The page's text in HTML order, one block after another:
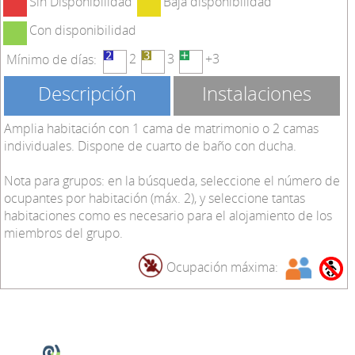
Con disponibilidad
Mínimo de días:
2 3 +3
Descripción Instalaciones
Amplia habitación con 1 cama de matrimonio o 2 camas
individuales. Dispone de cuarto de baño con ducha.
Nota para grupos: en la búsqueda, seleccione el número de
ocupantes por habitación (máx. 2), y seleccione tantas
habitaciones como es necesario para el alojamiento de los
miembros del grupo.
Ocupación máxima: